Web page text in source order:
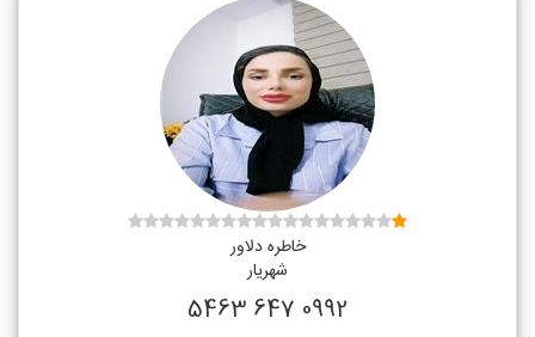
خاطره دلاور
شهریار
0992 647 5463